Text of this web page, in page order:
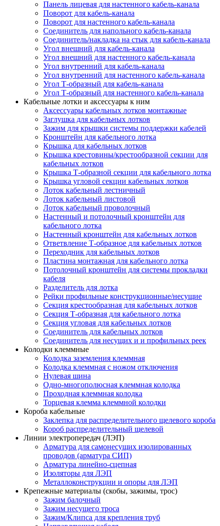
Панель лицевая для настенного кабель-канала
Поворот для кабель-канала
Поворот для настенного кабель-канала
Соединитель для напольного кабель-канала
Соединитель/накладка на стык для кабель-канала
Угол внешний для кабель-канала
Угол внешний для настенного кабель-канала
Угол внутренний для кабель-канала
Угол внутренний для настенного кабель-канала
Угол Т-образный для кабель-канала
Угол Т-образный для настенного кабель-канала
Кабельные лотки и аксессуары к ним
Аксессуары кабельных лотков монтажные
Заглушка для кабельных лотков
Зажим для крышки системы поддержки кабелей
Кронштейн для кабельного лотка
Крышка для кабельных лотков
Крышка крестовины/крестообразной секции для
кабельных лотков
Крышка Т-образной секции для кабельного лотка
Крышка угловой секции кабельных лотков
Лоток кабельный лестничный
Лоток кабельный листовой
Лоток кабельный проволочный
Настенный и потолочный кронштейн для
кабельного лотка
Настенный кронштейн для кабельных лотков
Ответвление Т-образное для кабельных лотков
Переходник для кабельных лотков
Пластина монтажная для кабельного лотка
Потолочный кронштейн для системы прокладки
кабеля
Разделитель для лотка
Рейки профильные конструкционные/несущие
Секция крестообразная для кабельных лотков
Секция Т-образная для кабельного лотка
Секция угловая для кабельных лотков
Соединитель для кабельных лотков
Соединитель для несущих и и профильных реек
Колодки клеммные
Колодка заземления клеммная
Колодка клеммная с ножом отключения
Нулевая шина
Одно-многополюсная клеммная колодка
Проходная клеммная колодка
Торцевая клемма клеммной колодки
Короба кабельные
Заклепка для распределительного щелевого короба
Короб распределительный щелевой
Линии электропередач (ЛЭП)
Арматура для самонесущих изолированных
проводов (арматура СИП)
Арматура линейно-сцепная
Изоляторы для ЛЭП
Металлоконструкции и опоры для ЛЭП
Крепежные материалы (скобы, зажимы, трос)
Зажим балочный
Зажим несущего троса
Зажим/Клипса для крепления труб